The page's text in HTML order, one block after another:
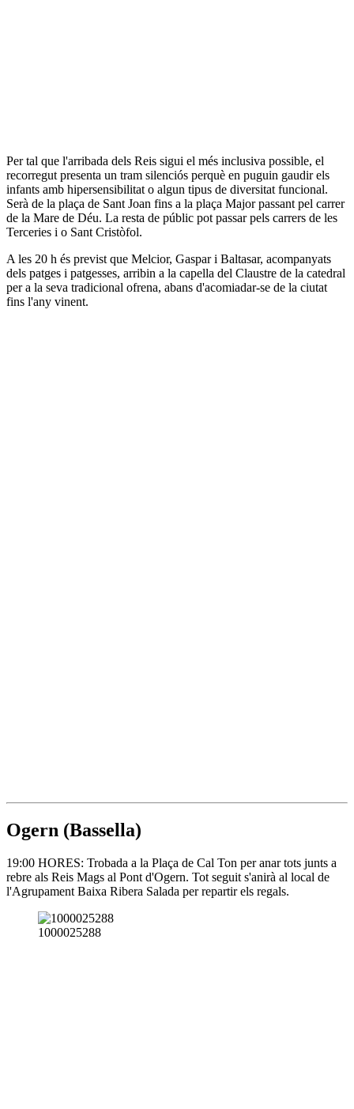
Per tal que l'arribada dels Reis sigui el més inclusiva possible, el
recorregut presenta un tram silenciós perquè en puguin gaudir els
infants amb hipersensibilitat o algun tipus de diversitat funcional.
Serà de la plaça de Sant Joan fins a la plaça Major passant pel carrer
de la Mare de Déu. La resta de públic pot passar pels carrers de les
Terceries i o Sant Cristòfol.
A les 20 h és previst que Melcior, Gaspar i Baltasar, acompanyats
dels patges i patgesses, arribin a la capella del Claustre de la catedral
per a la seva tradicional ofrena, abans d'acomiadar-se de la ciutat
fins l'any vinent.
Ogern (Bassella)
19:00 HORES: Trobada a la Plaça de Cal Ton per anar tots junts a
rebre als Reis Mags al Pont d'Ogern. Tot seguit s'anirà al local de
l'Agrupament Baixa Ribera Salada per repartir els regals.
1000025288